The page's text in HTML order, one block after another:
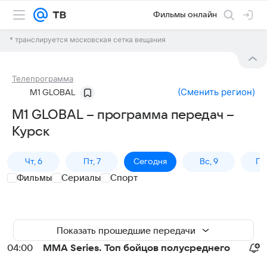
Фильмы онлайн
* транслируется московская сетка вещания
Телепрограмма
M1 GLOBAL (Сменить регион)
M1 GLOBAL – программа передач –
Курск
Чт, 6 Пт, 7 Сегодня Вс, 9
Фильмы Сериалы Спорт
Показать прошедшие передачи
04:00
MMA Series. Топ бойцов полусреднего